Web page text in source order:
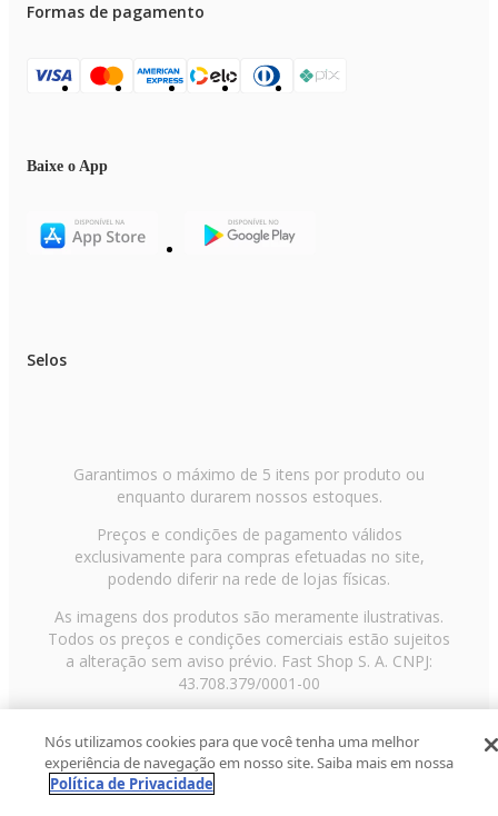
Formas de pagamento
Baixe o App
Selos
Garantimos o máximo de 5 itens por produto ou
enquanto durarem nossos estoques.
Preços e condições de pagamento válidos
exclusivamente para compras efetuadas no site,
podendo diferir na rede de lojas físicas.
As imagens dos produtos são meramente ilustrativas.
Todos os preços e condições comerciais estão sujeitos
a alteração sem aviso prévio. Fast Shop S. A. CNPJ:
43.708.379/0001-00
Paulo/SP, CEP 02029-001, Telefone: 11 3003-3728 ©
2013 Fast Shop - Todos os direitos reservadosRF
Nós utilizamos cookies para que você tenha uma melhor
experiência de navegação em nosso site. Saiba mais em nossa
Política de Privacidade